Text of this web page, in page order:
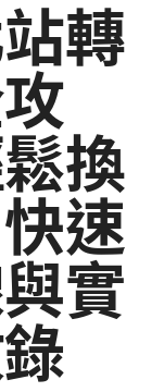
轉
換
速
實